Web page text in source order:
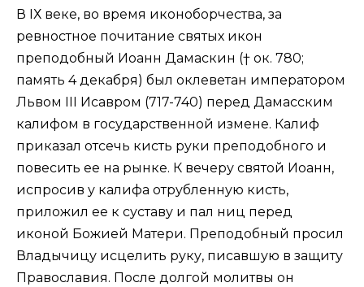
В IХ веке, во время иконоборчества, за
ревностное почитание святых икон
преподобный Иоанн Дамаскин († ок. 780;
память 4 декабря) был оклеветан императором
Львом III Исавром (717-740) перед Дамасским
калифом в государственной измене. Калиф
приказал отсечь кисть руки преподобного и
повесить ее на рынке. К вечеру святой Иоанн,
испросив у калифа отрубленную кисть,
приложил ее к суставу и пал ниц перед
иконой Божией Матери. Преподобный просил
Владычицу исцелить руку, писавшую в защиту
Православия. После долгой молитвы он